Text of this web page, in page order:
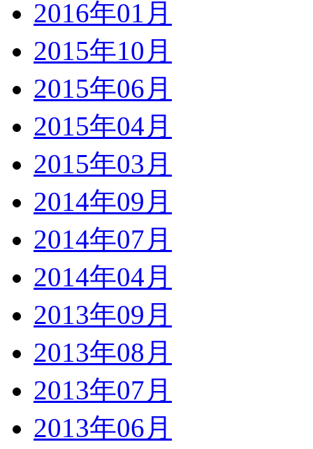
2016年01月
2015年10月
2015年06月
2015年04月
2015年03月
2014年09月
2014年07月
2014年04月
2013年09月
2013年08月
2013年07月
2013年06月